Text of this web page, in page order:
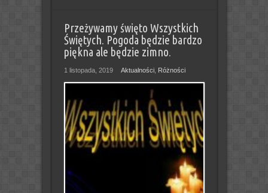
Przeżywamy święto Wszystkich
Świętych. Pogoda będzie bardzo
piękna ale będzie zimno.
1 listopada, 2019 Aktualności, Różności